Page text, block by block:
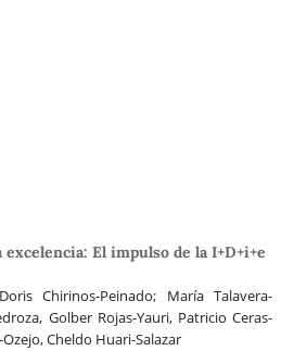
El impulso de la I+D+i+e
Chirinos-Peinado; María Talavera-
Golber Rojas-Yauri, Patricio Ceras-
Cheldo Huari-Salazar